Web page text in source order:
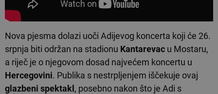
Nova pjesma dolazi uoči Adijevog koncerta koji će 26.
srpnja biti održan na stadionu Kantarevac u Mostaru,
a riječ je o njegovom dosad najvećem koncertu u
Hercegovini. Publika s nestrpljenjem iščekuje ovaj
glazbeni spektakl, posebno nakon što je Adi s